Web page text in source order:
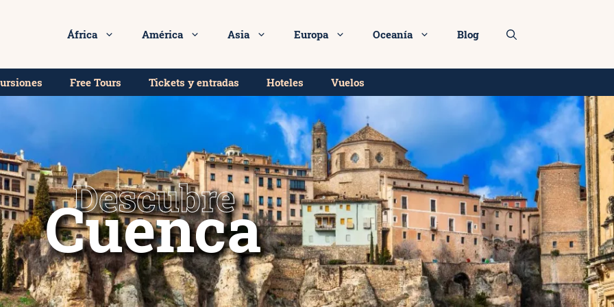
África América Asia Europa Oceanía Blog
Free Tours Tickets y entradas Hoteles Vuelos
Descubre
Cuenca